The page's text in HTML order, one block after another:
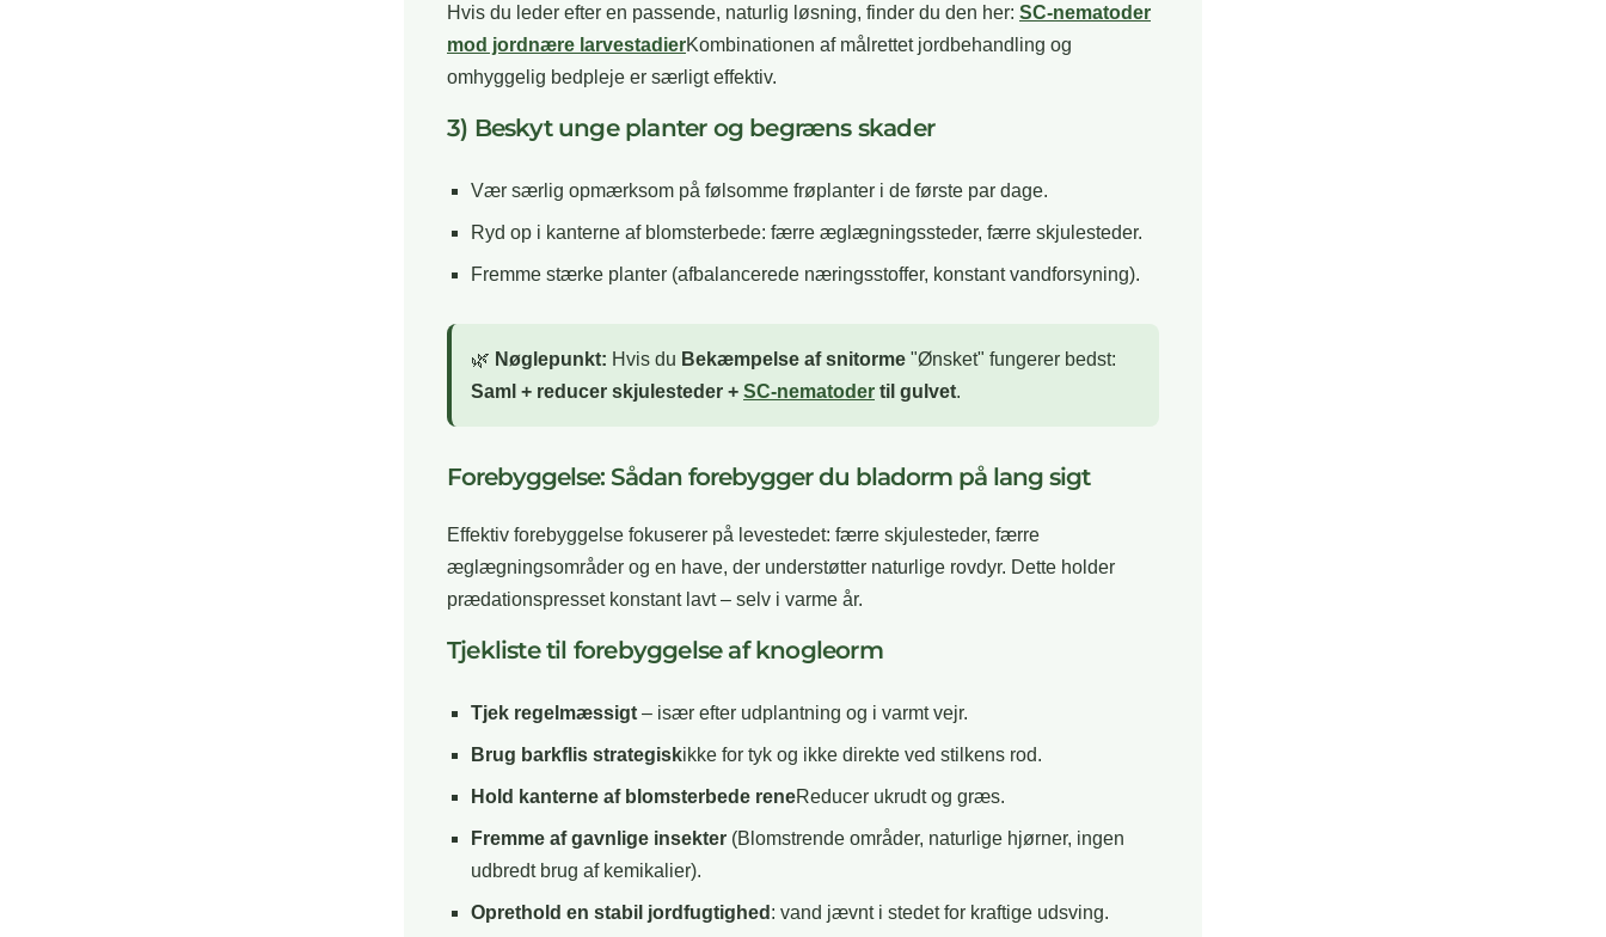
Hvis du leder efter en passende, naturlig løsning, finder du den her: SC-nematoder
mod jordnære larvestadierKombinationen af målrettet jordbehandling og
omhyggelig bedpleje er særligt effektiv.
3) Beskyt unge planter og begræns skader
Vær særlig opmærksom på følsomme frøplanter i de første par dage.
Ryd op i kanterne af blomsterbede: færre æglægningssteder, færre skjulesteder.
Fremme stærke planter (afbalancerede næringsstoffer, konstant vandforsyning).
🌿 Nøglepunkt: Hvis du Bekæmpelse af snitorme "Ønsket" fungerer bedst:
Saml + reducer skjulesteder + SC-nematoder til gulvet.
Forebyggelse: Sådan forebygger du bladorm på lang sigt
Effektiv forebyggelse fokuserer på levestedet: færre skjulesteder, færre
æglægningsområder og en have, der understøtter naturlige rovdyr. Dette holder
prædationspresset konstant lavt – selv i varme år.
Tjekliste til forebyggelse af knogleorm
Tjek regelmæssigt – især efter udplantning og i varmt vejr.
Brug barkflis strategiskikke for tyk og ikke direkte ved stilkens rod.
Hold kanterne af blomsterbede reneReducer ukrudt og græs.
Fremme af gavnlige insekter (Blomstrende områder, naturlige hjørner, ingen
udbredt brug af kemikalier).
Oprethold en stabil jordfugtighed : vand jævnt i stedet for kraftige udsving.